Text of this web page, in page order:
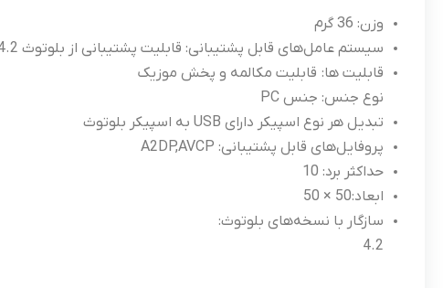
وزن: 36 گرم
سیستم عامل‌های قابل پشتیبانی: قابلیت پشتیبانی از بلوتوث 4.2
قابلیت ها: قابلیت مکالمه و پخش موزیک
نوع جنس: جنس PC
تبدیل هر نوع اسپیکر دارای USB به اسپیکر بلوتوث
پروفایل‌های قابل پشتیبانی: A2DP,AVCP
حداکثر برد: 10
ابعاد:50 × 50
سازگار با نسخه‌های بلوتوث:
4.2